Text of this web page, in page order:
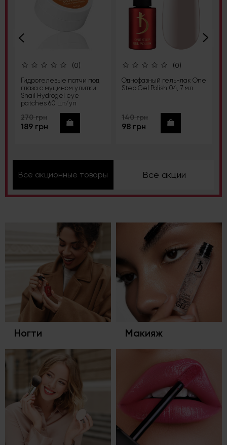
(0)
Гидрогелевые патчи под
глаза с муцином улитки
Snail Hydrogel eye
patches 60 шт/уп
270 грн
189 грн Купить
(0)
Однофазный гель-лак One
Step Gel Polish 04, 7 мл
140 грн
98 грн Купить
Все акционные товары Все акции
Ногти Макияж